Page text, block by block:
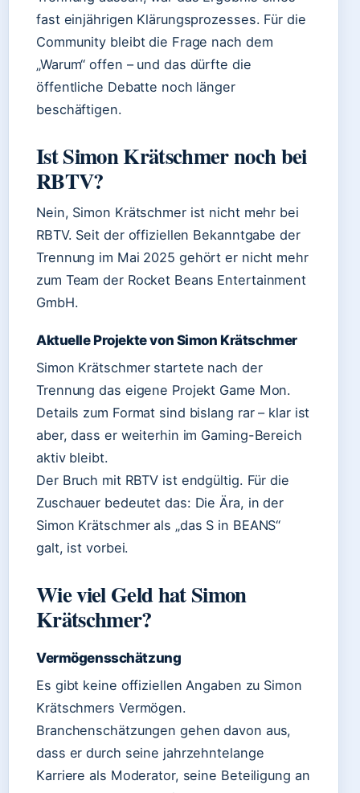
fast einjährigen Klärungsprozesses. Für die
Community bleibt die Frage nach dem
„Warum“ offen – und das dürfte die
öffentliche Debatte noch länger
beschäftigen.
Ist Simon Krätschmer noch bei
RBTV?
Nein, Simon Krätschmer ist nicht mehr bei
RBTV. Seit der offiziellen Bekanntgabe der
Trennung im Mai 2025 gehört er nicht mehr
zum Team der Rocket Beans Entertainment
GmbH.
Aktuelle Projekte von Simon Krätschmer
Simon Krätschmer startete nach der
Trennung das eigene Projekt Game Mon.
Details zum Format sind bislang rar – klar ist
aber, dass er weiterhin im Gaming-Bereich
aktiv bleibt.
Der Bruch mit RBTV ist endgültig. Für die
Zuschauer bedeutet das: Die Ära, in der
Simon Krätschmer als „das S in BEANS“
galt, ist vorbei.
Wie viel Geld hat Simon
Krätschmer?
Vermögensschätzung
Es gibt keine offiziellen Angaben zu Simon
Krätschmers Vermögen.
Branchenschätzungen gehen davon aus,
dass er durch seine jahrzehntelange
Karriere als Moderator, seine Beteiligung an